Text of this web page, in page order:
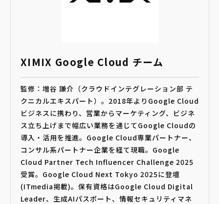
XIMIX Google Cloud チーム
監修：増谷 謙介（クラウドインテグレーション部 テ
クニカルエキスパート）。2018年よりGoogle Cloud
ビジネスに携わり、営業からマーケティング、ビジネ
ス立ち上げまで幅広い業務を通じてGoogle Cloudの
導入・活用を推進。Google Cloud専業パートナー、
コンサル系パートナー企業を経て現職。Google
Cloud Partner Tech Influencer Challenge 2025
受賞。Google Cloud Next Tokyo 2025に登壇
(ITmedia掲載)。保有資格はGoogle Cloud Digital
Leader、生成AIパスポート、情報セキュリティマネ